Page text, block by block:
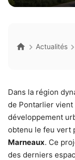
Actualités
Dans la région
de Pontarlier
développement
obtenu le feu vert
Marneaux. Ce
des derniers